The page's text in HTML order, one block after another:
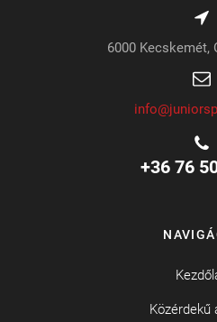
6000 Kecskemét,
+36 76
Közérdekű